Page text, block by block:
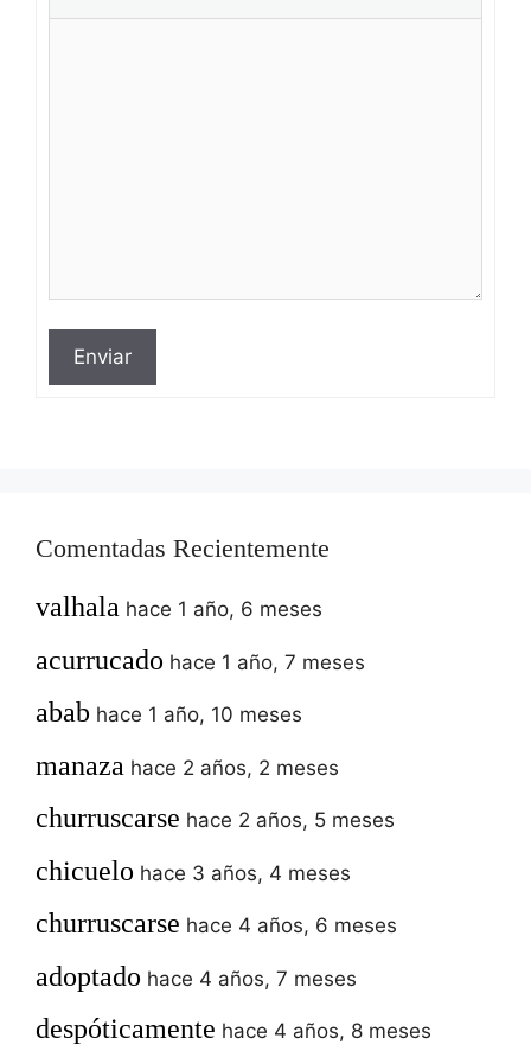
Enviar
Comentadas Recientemente
valhala hace 1 año, 6 meses
acurrucado hace 1 año, 7 meses
abab hace 1 año, 10 meses
manaza hace 2 años, 2 meses
churruscarse hace 2 años, 5 meses
chicuelo hace 3 años, 4 meses
churruscarse hace 4 años, 6 meses
adoptado hace 4 años, 7 meses
despóticamente hace 4 años, 8 meses